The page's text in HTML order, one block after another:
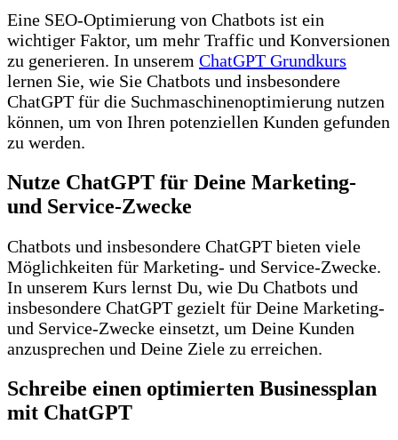
Eine SEO-Optimierung von Chatbots ist ein
wichtiger Faktor, um mehr Traffic und Konversionen
zu generieren. In unserem ChatGPT Grundkurs
lernen Sie, wie Sie Chatbots und insbesondere
ChatGPT für die Suchmaschinenoptimierung nutzen
können, um von Ihren potenziellen Kunden gefunden
zu werden.
Nutze ChatGPT für Deine Marketing-
und Service-Zwecke
Chatbots und insbesondere ChatGPT bieten viele
Möglichkeiten für Marketing- und Service-Zwecke.
In unserem Kurs lernst Du, wie Du Chatbots und
insbesondere ChatGPT gezielt für Deine Marketing-
und Service-Zwecke einsetzt, um Deine Kunden
anzusprechen und Deine Ziele zu erreichen.
Schreibe einen optimierten Businessplan
mit ChatGPT